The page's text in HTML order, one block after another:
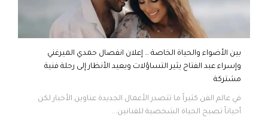
بين الأضواء والحياة الخاصة … إعلان انفصال حمدي الميرغني
وإسراء عبد الفتاح يثير التساؤلات ويعيد الأنظار إلى رحلة فنية
مشتركة
في عالم الفن كثيراً ما تتصدر الأعمال الجديدة عناوين الأخبار لكن
أحياناً تصبح الحياة الشخصية للفنانين...